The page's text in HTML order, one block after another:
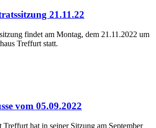
21.11.22
findet am Montag, dem 21.11.2022 um
Treffurt statt.
vom 05.09.2022
Treffurt hat in seiner Sitzung am September